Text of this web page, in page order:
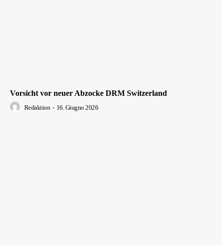
Vorsicht vor neuer Abzocke DRM Switzerland
Redaktion - 16. Giugno 2026